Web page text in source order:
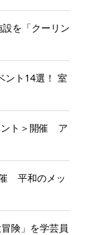
を「クーリン
ント14選！ 室
ント＞開催 ア
平和のメッ
険」を学芸員